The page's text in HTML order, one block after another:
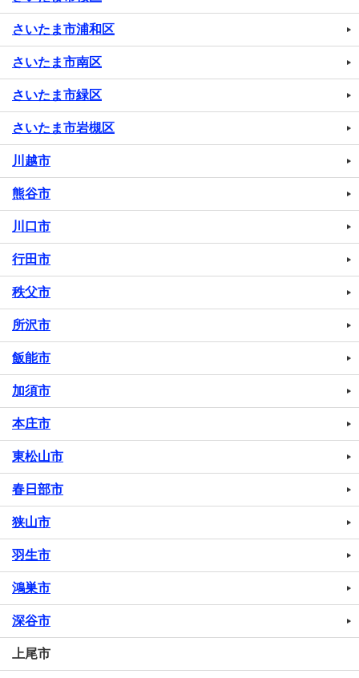
さいたま市浦和区
さいたま市南区
さいたま市緑区
さいたま市岩槻区
川越市
熊谷市
川口市
行田市
秩父市
所沢市
飯能市
加須市
本庄市
東松山市
春日部市
狭山市
羽生市
鴻巣市
深谷市
上尾市